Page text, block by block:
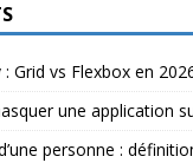
Grid vs Flexbox en
une application
personne :